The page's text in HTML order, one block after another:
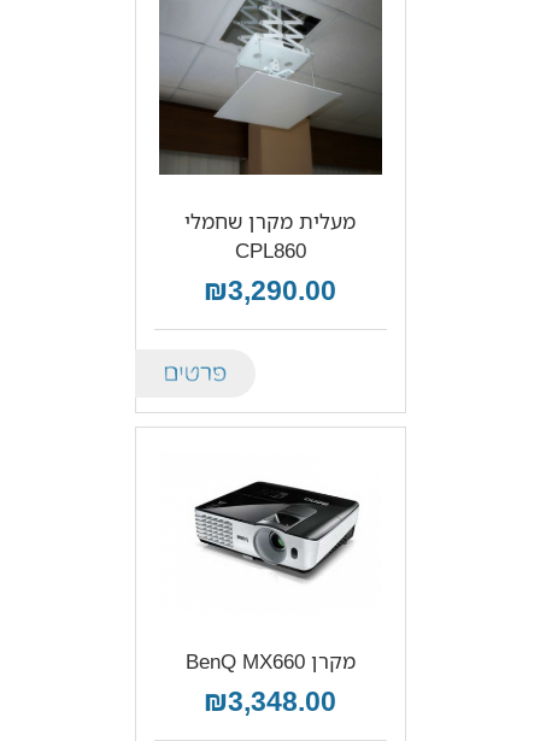
מעלית מקרן שחמלי
CPL860
₪3,290.00
מקרן BenQ MX660
₪3,348.00